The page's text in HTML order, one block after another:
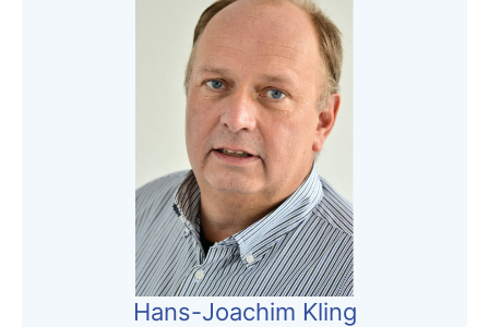
Hans-Joachim Kling